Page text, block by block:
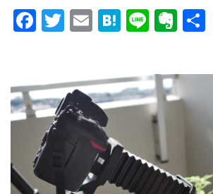
Facebook
Twitter
EmailHatena
Line